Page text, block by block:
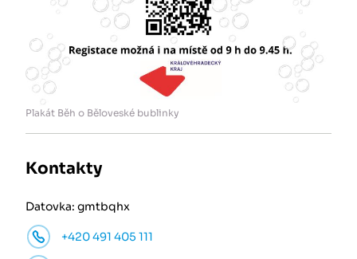
Plakát Běh o Běloveské bublinky
Kontakty
Datovka: gmtbqhx
+420 491 405 111